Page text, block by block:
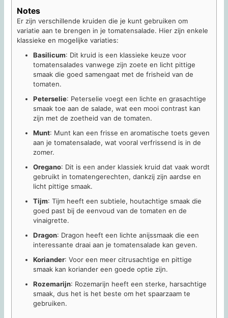
Notes
Er zijn verschillende kruiden die je kunt gebruiken om
variatie aan te brengen in je tomatensalade. Hier zijn enkele
klassieke en mogelijke variaties:
Basilicum: Dit kruid is een klassieke keuze voor
tomatensalades vanwege zijn zoete en licht pittige
smaak die goed samengaat met de frisheid van de
tomaten.
Peterselie: Peterselie voegt een lichte en grasachtige
smaak toe aan de salade, wat een mooi contrast kan
zijn met de zoetheid van de tomaten.
Munt: Munt kan een frisse en aromatische toets geven
aan je tomatensalade, wat vooral verfrissend is in de
zomer.
Oregano: Dit is een ander klassiek kruid dat vaak wordt
gebruikt in tomatengerechten, dankzij zijn aardse en
licht pittige smaak.
Tijm: Tijm heeft een subtiele, houtachtige smaak die
goed past bij de eenvoud van de tomaten en de
vinaigrette.
Dragon: Dragon heeft een lichte anijssmaak die een
interessante draai aan je tomatensalade kan geven.
Koriander: Voor een meer citrusachtige en pittige
smaak kan koriander een goede optie zijn.
Rozemarijn: Rozemarijn heeft een sterke, harsachtige
smaak, dus het is het beste om het spaarzaam te
gebruiken.